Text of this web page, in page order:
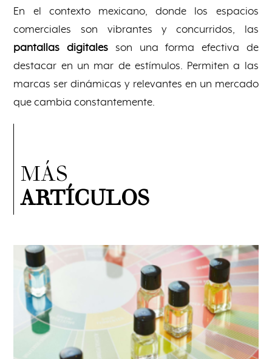
En el contexto mexicano, donde los espacios
comerciales son vibrantes y concurridos, las
pantallas digitales son una forma efectiva de
destacar en un mar de estímulos. Permiten a las
marcas ser dinámicas y relevantes en un mercado
que cambia constantemente.
MÁS
ARTÍCULOS